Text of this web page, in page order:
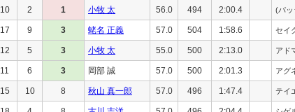
10 2 1 小牧 太 56.0 494 2:00.4 (パッ
17 9 3 蛯名 正義 57.0 504 1:58.6 セイ
12 5 3 小牧 太 55.0 500 2:13.0 アド
11 6 3 岡部 誠 57.0 500 2:01.3 アグ
15 10 8 秋山 真一郎 57.0 496 1:47.4 テイ